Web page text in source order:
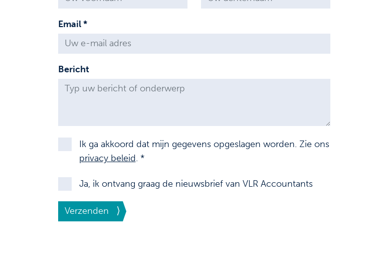
Email *
Bericht
Ik ga akkoord dat mijn gegevens opgeslagen worden. Zie ons
privacy beleid. *
Ja, ik ontvang graag de nieuwsbrief van VLR Accountants
Verzenden